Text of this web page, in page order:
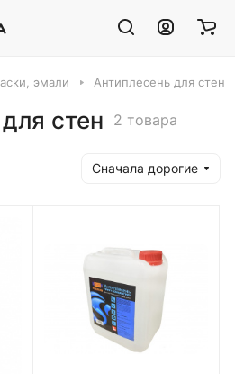
эмали Антиплесень для стен
стен 2 товара
Сначала дорогие